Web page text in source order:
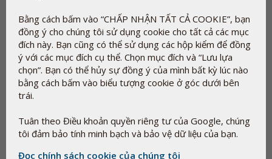
You are now registered and don’t need to take any further
action. We’ll send you a reminder a few days before the
event.
Thank you for signing up for our events and Pharma Nord
Go back to Events
Bằng cách bấm vào “CHẤP NHẬN TẤT CẢ COOKIE”, bạn
đồng ý cho chúng tôi sử dụng cookie cho tất cả các mục
đích này. Bạn cũng có thể sử dụng các hộp kiểm để đồng
ý với các mục đích cụ thể. Chọn mục đích và “Lưu lựa
chọn”. Bạn có thể hủy sự đồng ý của mình bất kỳ lúc nào
bằng cách bấm vào biểu tượng cookie ở góc dưới bên
trái.
Tuân theo Điều khoản quyền riêng tư của Google, chúng
tôi đảm bảo tính minh bạch và bảo vệ dữ liệu của bạn.
Đọc chính sách cookie của chúng tôi